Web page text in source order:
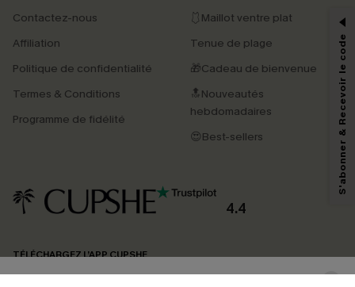
Contactez-nous
Affiliation
Politique de confidentialité
Termes & Conditions
Programme de fidélité
🩱Maillot ventre plat
Tenue de plage
🎁Cadeau de bienvenue
🔝Nouveautés
hebdomadaires
😍Best-sellers
4.4
TÉLÉCHARGEZ L’APP CUPSHE
-15% dès 2 Achetés par E-mail
*Un code par commande, valable une seule fois.
En soumettant votre adresse e-mail, vous acceptez de recevoir des e-mails
marketing (y compris du contenu généré par l'IA) de Cupshe et
reconnaissez avoir pris connaissance de nos
pouvons utiliser les données collectées sur notre site ainsi que des
produits susceptibles de vous intéresser, conformément à notre
Politique de
confidentialité
. Vous pouvez vous désabonner à tout moment.
S'abonner & Recevoir le code